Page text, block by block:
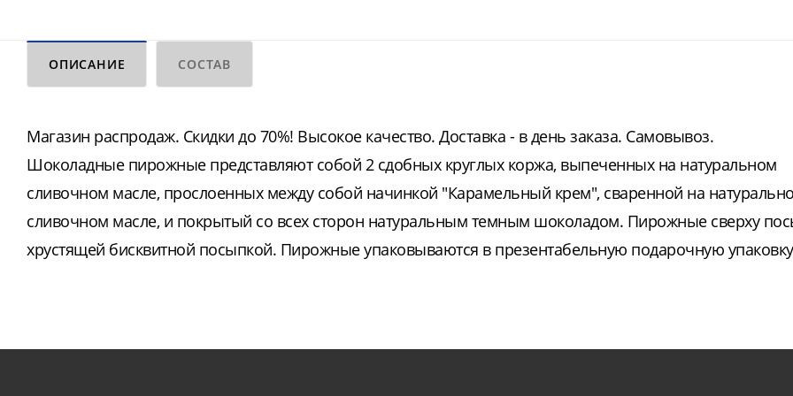
ОПИСАНИЕ СОСТАВ
Магазин распродаж. Скидки до 70%! Высокое качество. Доставка - в день заказа. Самовывоз.
Шоколадные пирожные представляют собой 2 сдобных круглых коржа, выпеченных на натуральном
сливочном масле, прослоенных между собой начинкой "Карамельный крем", сваренной на
сливочном масле, и покрытый со всех сторон натуральным темным шоколадом. Пирожные сверху
хрустящей бисквитной посыпкой. Пирожные упаковываются в презентабельную подарочную